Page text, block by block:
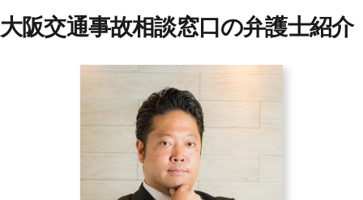
大阪交通事故相談窓口の弁護士紹介